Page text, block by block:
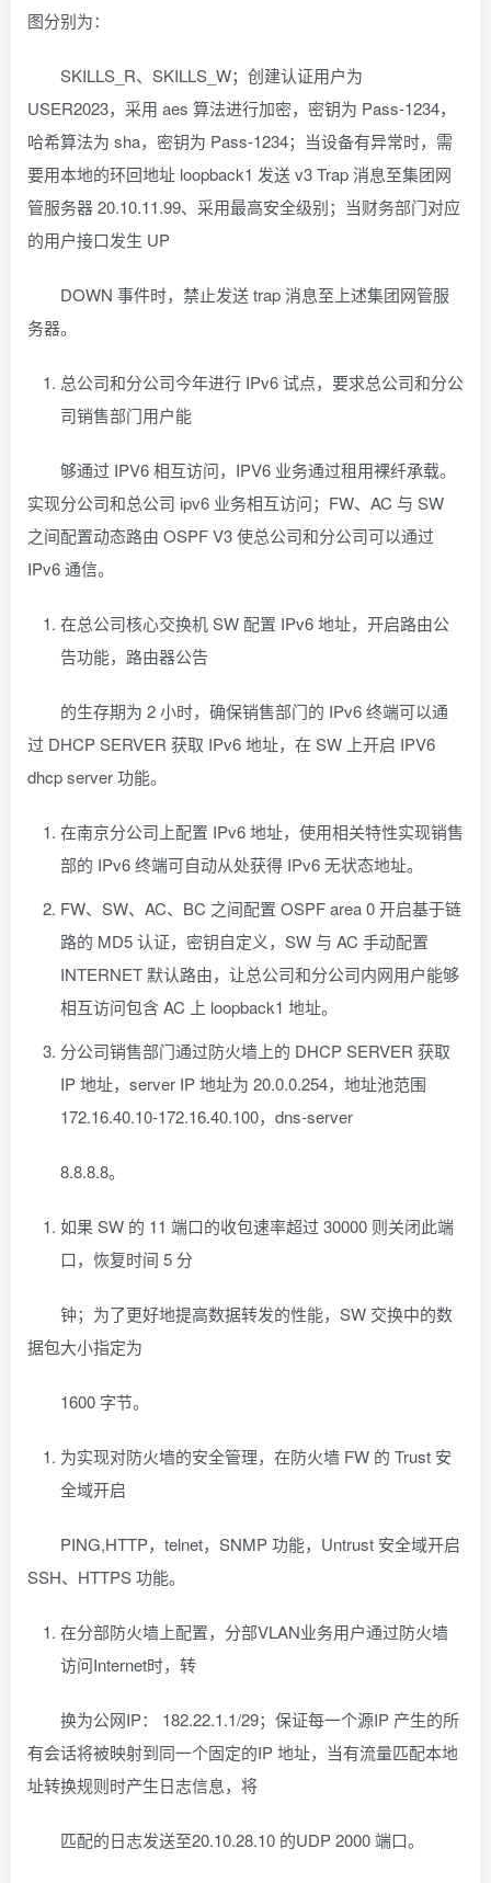
图分别为：
SKILLS_R、SKILLS_W；创建认证用户为
USER2023，采用 aes 算法进行加密，密钥为 Pass-1234，
哈希算法为 sha，密钥为 Pass-1234；当设备有异常时，需
要用本地的环回地址 loopback1 发送 v3 Trap 消息至集团网
管服务器 20.10.11.99、采用最高安全级别；当财务部门对应
的用户接口发生 UP
DOWN 事件时，禁止发送 trap 消息至上述集团网管服
务器。
总公司和分公司今年进行 IPv6 试点，要求总公司和分公
司销售部门用户能
够通过 IPV6 相互访问，IPV6 业务通过租用裸纤承载。
实现分公司和总公司 ipv6 业务相互访问；FW、AC 与 SW
之间配置动态路由 OSPF V3 使总公司和分公司可以通过
IPv6 通信。
在总公司核心交换机 SW 配置 IPv6 地址，开启路由公
告功能，路由器公告
的生存期为 2 小时，确保销售部门的 IPv6 终端可以通
过 DHCP SERVER 获取 IPv6 地址，在 SW 上开启 IPV6
dhcp server 功能。
在南京分公司上配置 IPv6 地址，使用相关特性实现销售
部的 IPv6 终端可自动从处获得 IPv6 无状态地址。
FW、SW、AC、BC 之间配置 OSPF area 0 开启基于链
路的 MD5 认证，密钥自定义，SW 与 AC 手动配置
INTERNET 默认路由，让总公司和分公司内网用户能够
相互访问包含 AC 上 loopback1 地址。
分公司销售部门通过防火墙上的 DHCP SERVER 获取
IP 地址，server IP 地址为 20.0.0.254，地址池范围
172.16.40.10-172.16.40.100，dns-server
8.8.8.8。
如果 SW 的 11 端口的收包速率超过 30000 则关闭此端
口，恢复时间 5 分
钟；为了更好地提高数据转发的性能，SW 交换中的数
据包大小指定为
1600 字节。
为实现对防火墙的安全管理，在防火墙 FW 的 Trust 安
全域开启
PING,HTTP，telnet，SNMP 功能，Untrust 安全域开启
SSH、HTTPS 功能。
在分部防火墙上配置，分部VLAN业务用户通过防火墙
访问Internet时，转
换为公网IP： 182.22.1.1/29；保证每一个源IP 产生的所
有会话将被映射到同一个固定的IP 地址，当有流量匹配本地
址转换规则时产生日志信息，将
匹配的日志发送至20.10.28.10 的UDP 2000 端口。